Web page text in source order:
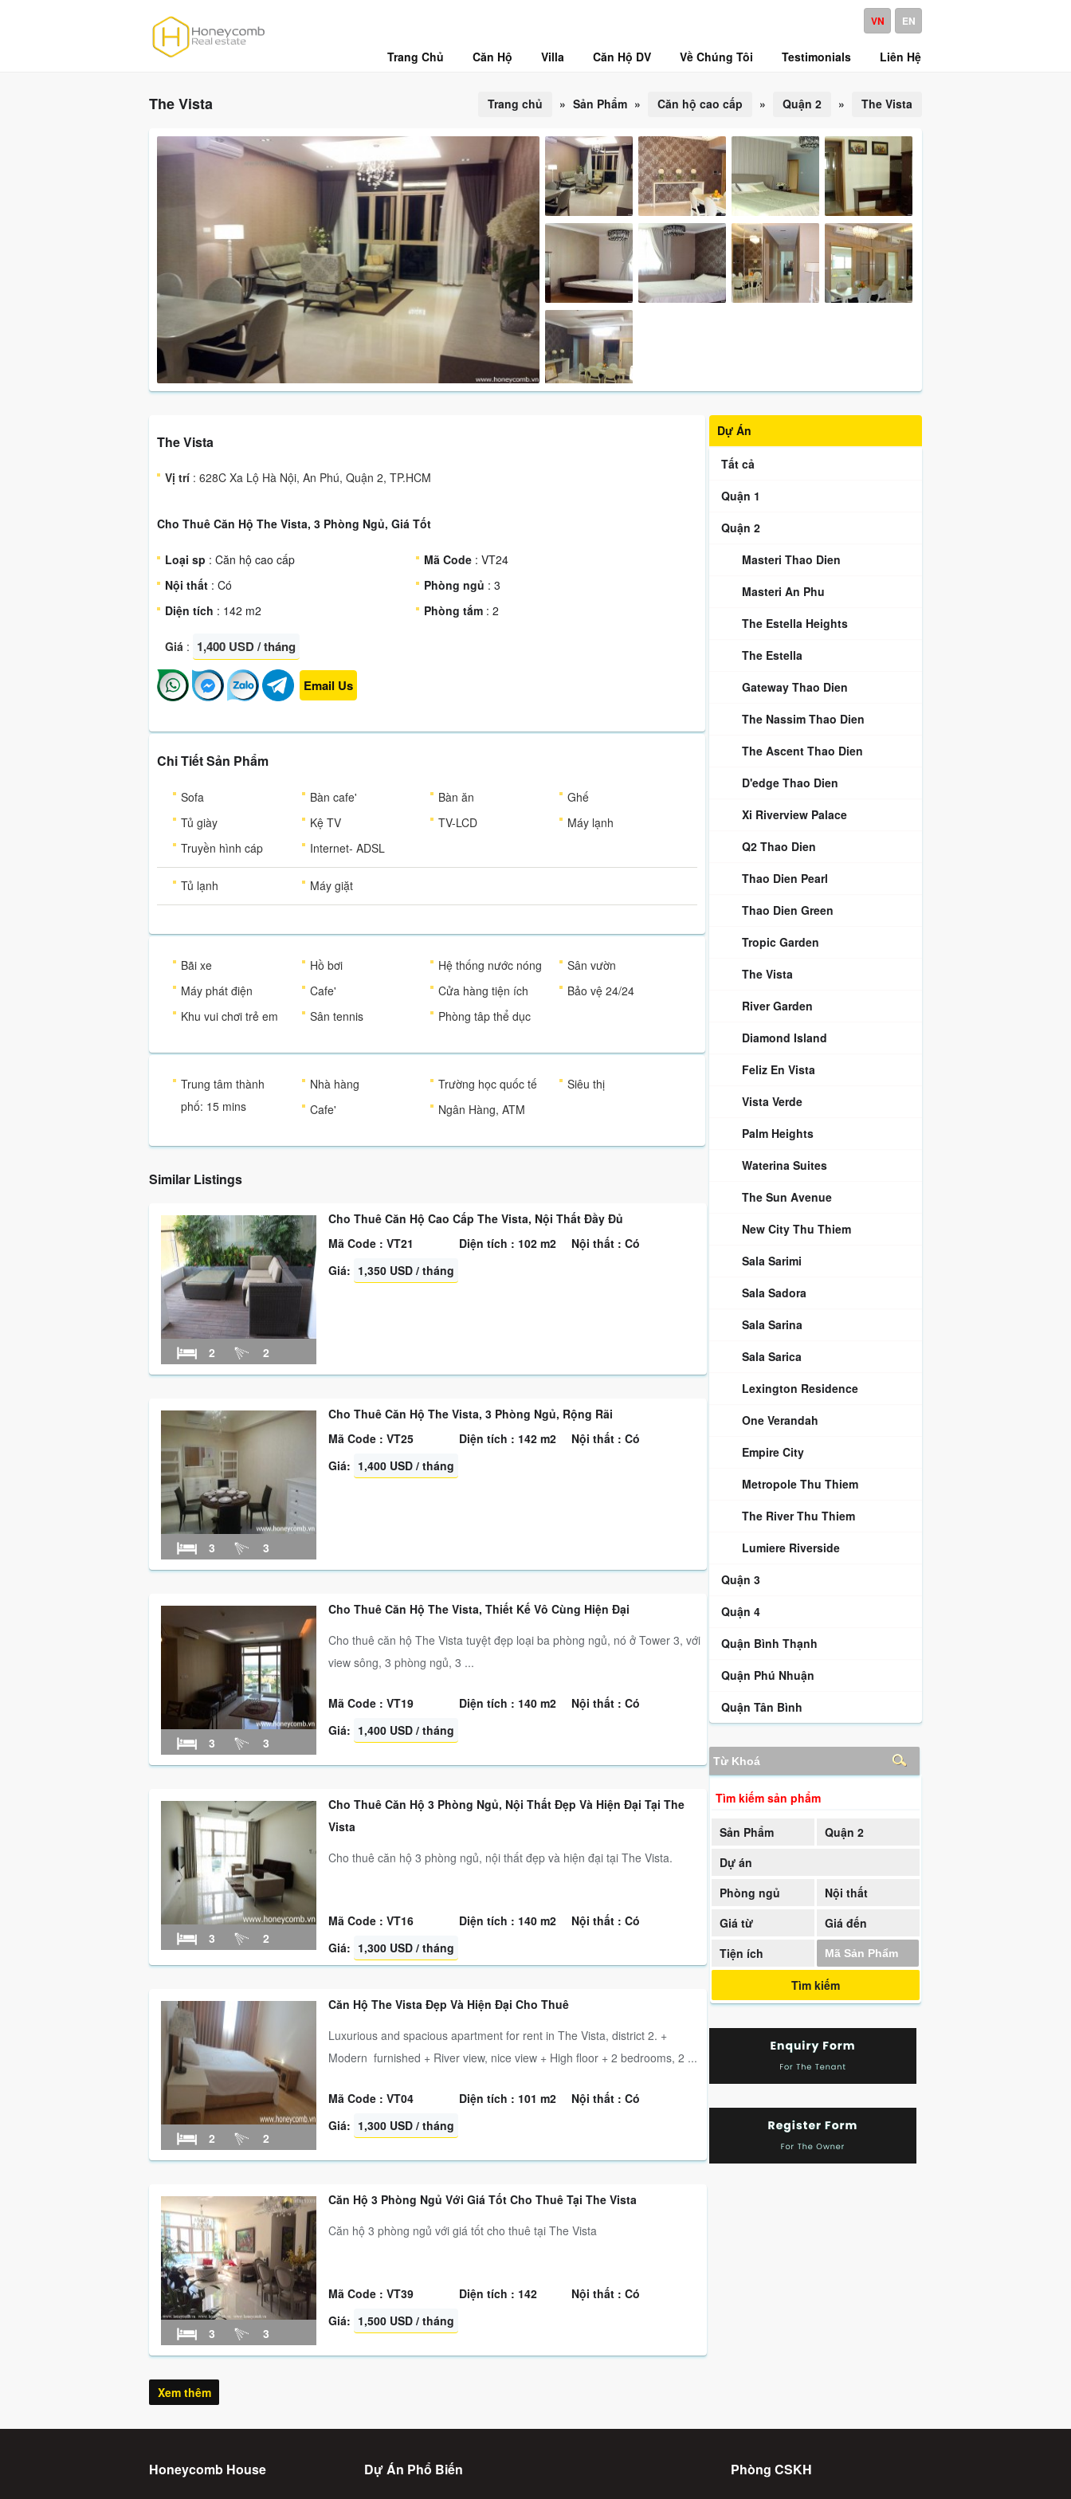
VN EN
Trang Chủ Căn Hộ Villa Căn Hộ DV Về Chúng Tôi Testimonials Liên Hệ
The Vista Trang chủ » Sản Phẩm » Căn hộ cao cấp » Quận 2 » The Vista
The Vista
Vị trí : 628C Xa Lộ Hà Nội, An Phú, Quận 2, TP.HCM
Cho Thuê Căn Hộ The Vista, 3 Phòng Ngủ, Giá Tốt
Loại sp : Căn hộ cao cấp Mã Code : VT24
Nội thất : Có Phòng ngủ : 3
Diện tích : 142 m2 Phòng tắm : 2
Giá : 1,400 USD / tháng
Email Us
Chi Tiết Sản Phẩm
Sofa Bàn cafe' Bàn ăn
Ghế
Tủ giày
Kệ TV TV-LCD
Máy lạnh
Truyền hình cáp
Internet- ADSL
Tủ lạnh Máy giặt
Bãi xe Hồ bơi Hệ thống nước nóng
Sân vườn
Máy phát điện
Cafe' Cửa hàng tiện ích
Bảo vệ 24/24
Khu vui chơi trẻ em
Sân tennis Phòng tâp thể dục
Trung tâm thành
phố: 15 mins
Nhà hàng Trường học quốc tế
Siêu thị
Cafe'
Ngân Hàng, ATM
Similar Listings
2 2
Cho Thuê Căn Hộ Cao Cấp The Vista, Nội Thất Đầy Đủ
Mã Code : VT21
Diện tích : 102 m2
Nội thất : Có
Giá: 1,350 USD / tháng
3 3
Cho Thuê Căn Hộ The Vista, 3 Phòng Ngủ, Rộng Rãi
Mã Code : VT25
Diện tích : 142 m2
Nội thất : Có
Giá: 1,400 USD / tháng
3 3
Cho Thuê Căn Hộ The Vista, Thiết Kế Vô Cùng Hiện Đại
Cho thuê căn hộ The Vista tuyệt đẹp loại ba phòng ngủ, nó ở Tower 3, với
view sông, 3 phòng ngủ, 3 ...
Mã Code : VT19 Diện tích : 140 m2
Nội thất : Có
Giá: 1,400 USD / tháng
3 2
Cho Thuê Căn Hộ 3 Phòng Ngủ, Nội Thất Đẹp Và Hiện Đại Tại The
Vista
Cho thuê căn hộ 3 phòng ngủ, nội thất đẹp và hiện đại tại The Vista.
Mã Code : VT16 Diện tích : 140 m2
Nội thất : Có
Giá: 1,300 USD / tháng
2 2
Căn Hộ The Vista Đẹp Và Hiện Đại Cho Thuê
Luxurious and spacious apartment for rent in The Vista, district 2. +
Modern furnished + River view, nice view + High floor + 2 bedrooms, 2 ...
Mã Code : VT04 Diện tích : 101 m2
Nội thất : Có
Giá: 1,300 USD / tháng
3 3
Căn Hộ 3 Phòng Ngủ Với Giá Tốt Cho Thuê Tại The Vista
Căn hộ 3 phòng ngủ với giá tốt cho thuê tại The Vista
Mã Code : VT39 Diện tích : 142
Nội thất : Có
Giá: 1,500 USD / tháng
Xem thêm
Dự Án
Tất cả
Quận 1
Quận 2
Masteri Thao Dien
Masteri An Phu
The Estella Heights
The Estella
Gateway Thao Dien
The Nassim Thao Dien
The Ascent Thao Dien
D'edge Thao Dien
Xi Riverview Palace
Q2 Thao Dien
Thao Dien Pearl
Thao Dien Green
Tropic Garden
The Vista
River Garden
Diamond Island
Feliz En Vista
Vista Verde
Palm Heights
Waterina Suites
The Sun Avenue
New City Thu Thiem
Sala Sarimi
Sala Sadora
Sala Sarina
Sala Sarica
Lexington Residence
One Verandah
Empire City
Metropole Thu Thiem
The River Thu Thiem
Lumiere Riverside
Quận 3
Quận 4
Quận Bình Thạnh
Quận Phú Nhuận
Quận Tân Bình
Tìm kiếm sản phẩm
Sản Phẩm
Quận 2
Dự án
Phòng ngủ
Nội thất
Giá từ
Giá đến
Tiện ích
Honeycomb House Dự Án Phổ Biến Phòng CSKH